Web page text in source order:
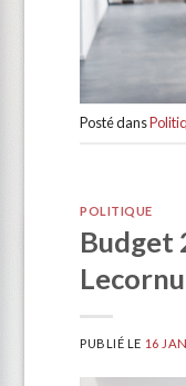
Posté dans
POLITIQUE
Budget
Lecornu
PUBLIÉ LE 16